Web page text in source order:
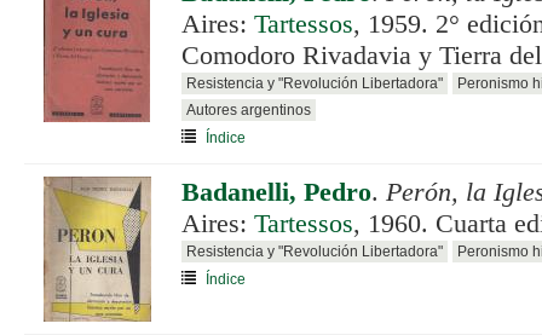
Aires: Tartessos, 1959. 2°
Comodoro Rivadavia y Tierra
Resistencia y "Revolución Libertadora"
Peronismo
Autores argentinos
Índice
Badanelli, Pedro. Perón, la
Aires: Tartessos, 1960. Cuarta
Resistencia y "Revolución Libertadora"
Peronismo
Índice